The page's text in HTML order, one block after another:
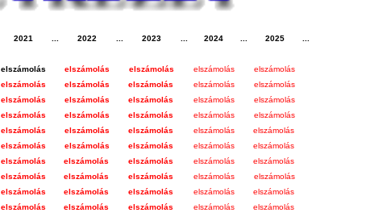
2021 ... 2022 ... 2023 ... 2024 ... 2025
...
elszámolás elszámolás elszámolás elszámolás
elszámolás
elszámolás elszámolás elszámolás elszámolás
elszámolás
elszámolás elszámolás elszámolás elszámolás
elszámolás
elszámolás elszámolás elszámolás elszámolás
elszámolás
elszámolás elszámolás elszámolás elszámolás
elszámolás
elszámolás elszámolás elszámolás elszámolás
elszámolás
elszámolás elszámolás elszámolás elszámolás
elszámolás
elszámolás elszámolás elszámolás elszámolás
elszámolás
elszámolás elszámolás elszámolás elszámolás
elszámolás
elszámolás elszámolás elszámolás elszámolás
elszámolás